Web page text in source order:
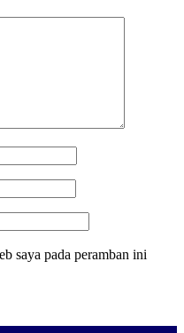
saya pada peramban ini